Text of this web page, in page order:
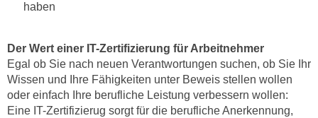
haben
Der Wert einer IT-Zertifizierung für Arbeitnehmer
Egal ob Sie nach neuen Verantwortungen suchen, ob Sie Ihr
Wissen und Ihre Fähigkeiten unter Beweis stellen wollen
oder einfach Ihre berufliche Leistung verbessern wollen:
Eine IT-Zertifizierug sorgt für die berufliche Anerkennung,
A
r
e